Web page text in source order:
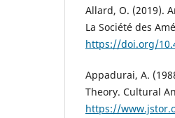
Allard, O. (2019).
La Société des
https://doi.org/
Appadurai, A.
Theory. Cultural
https://